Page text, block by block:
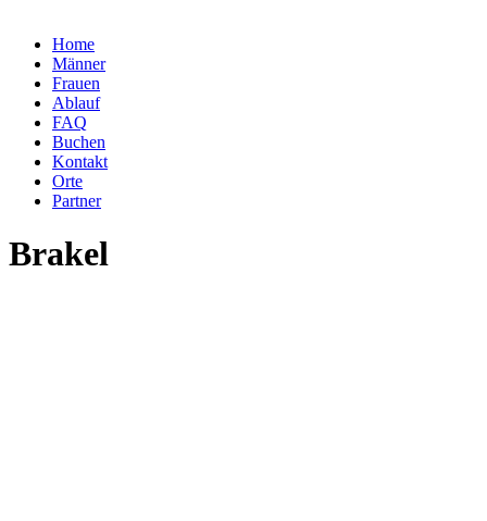
Home
Männer
Frauen
Ablauf
FAQ
Buchen
Kontakt
Orte
Partner
Brakel